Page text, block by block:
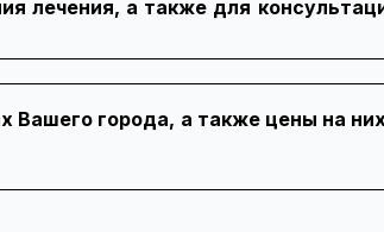
лечения, а также для
Вашего города, а также цены на